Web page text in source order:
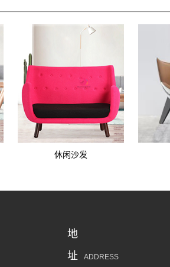
休闲沙发
地
址
ADDRESS